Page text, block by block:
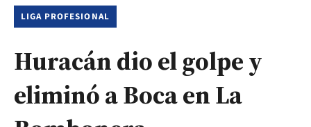
LIGA PROFESIONAL
Huracán dio el golpe y
eliminó a Boca en La